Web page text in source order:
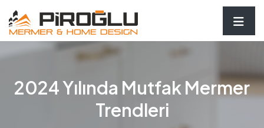
2024 Yılında Mutfak Mermer
Trendleri